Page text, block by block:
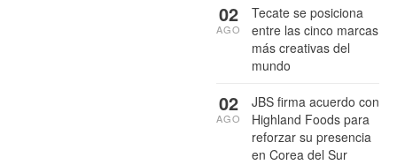
Tecate se posiciona
entre las cinco marcas
más creativas del
mundo
02
AGO
JBS firma acuerdo con
Highland Foods para
reforzar su presencia
en Corea del Sur
02
AGO